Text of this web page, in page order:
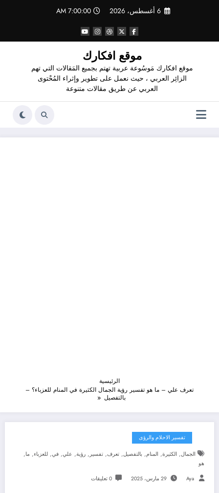
6 أغسطس، 2026 7:00:00 AM
موقع افكارك
موقع افكارك مَوسُوعة عربية تهتم بجميع المَقالات التي تهم
الزائِر العربي ، حيث نعمل على تطوير وإثراء المُحْتوى
العربي عن طريق مقالات متنوعة
الرئيسية
تعرف علي – ما هو تفسير رؤية الجمال الكثيرة في المنام للعزباء؟ –
بالتفصيل
تفسير الاحلام والرؤى
الجمال, الكثيرة, المنام, بالتفصيل, تعرف, تفسير , رؤية, علي, في, للعزباء, ما,
هو
Aya 29 مارس، 2025 0 تعليقات